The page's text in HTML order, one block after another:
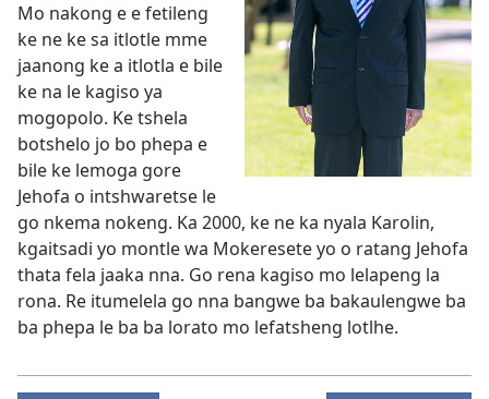
Mo nakong e e fetileng
ke ne ke sa itlotle mme
jaanong ke a itlotla e bile
ke na le kagiso ya
mogopolo. Ke tshela
botshelo jo bo phepa e
bile ke lemoga gore
Jehofa o intshwaretse le
go nkema nokeng. Ka 2000, ke ne ka nyala Karolin,
kgaitsadi yo montle wa Mokeresete yo o ratang Jehofa
thata fela jaaka nna. Go rena kagiso mo lelapeng la
rona. Re itumelela go nna bangwe ba bakaulengwe ba
ba phepa le ba ba lorato mo lefatsheng lotlhe.